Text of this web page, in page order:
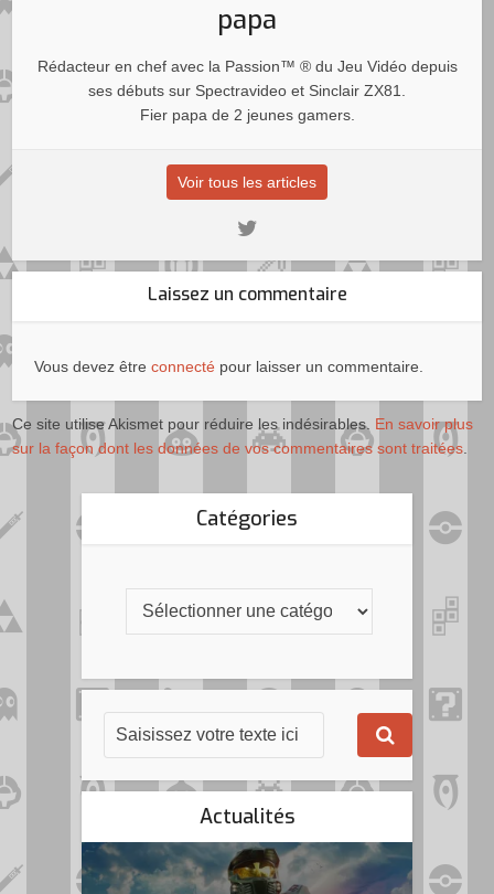
papa
Rédacteur en chef avec la Passion™ ® du Jeu Vidéo depuis
ses débuts sur Spectravideo et Sinclair ZX81.
Fier papa de 2 jeunes gamers.
Voir tous les articles
Laissez un commentaire
Vous devez êtreconnecté pour laisser un commentaire.
Ce site utilise Akismet pour réduire les indésirables. En savoir plus
sur la façon dont les données de vos commentaires sont traitées
Catégories
Actualités